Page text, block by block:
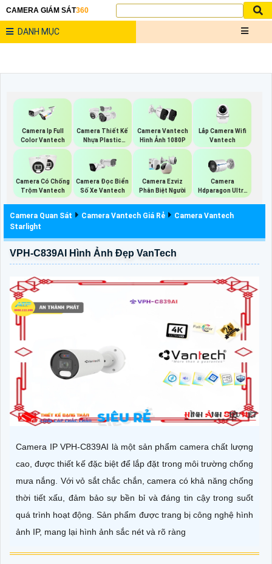
CAMERA GIÁM SÁT360
DANH MỤC
Camera Ip Full
Color Vantech
Camera Thiết Kế
Nhựa Plastic
Vantech
Camera Vantech
Hình Ảnh 1080P
Lắp Camera Wifi
Vantech
Camera Có Chống
Trộm Vantech
Camera Đọc Biển
Số Xe Vantech
Camera Ezviz
Phân Biệt Người
Camera
Hdparagon Ultra
2K
Camera Quan Sát Camera Vantech Giá Rẻ
Camera Vantech
Starlight
VPH-C839AI Hình Ảnh Đẹp VanTech
Camera IP VPH-C839AI là một sản phẩm camera chất lượng
cao, được thiết kế đặc biệt để lắp đặt trong môi trường chống
mưa nắng. Với vỏ sắt chắc chắn, camera có khả năng chống
thời tiết xấu, đảm bảo sự bền bỉ và đáng tin cậy trong suốt
quá trình hoạt động. Sản phẩm được trang bị công nghệ hình
ảnh IP, mang lại hình ảnh sắc nét và rõ ràng